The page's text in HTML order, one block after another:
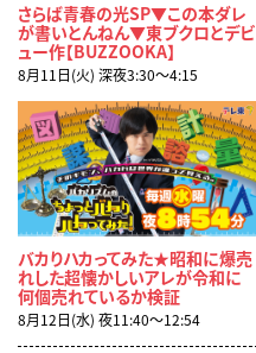
さらば青春の光SP▼この本ダレ
が書いとんねん▼東ブクロとデビ
ュー作【BUZZOOKA】
8月11日(火) 深夜3:30〜4:15
バカりハカってみた★昭和に爆売
れした超懐かしいアレが令和に
何個売れているか検証
8月12日(水) 夜11:40〜12:54